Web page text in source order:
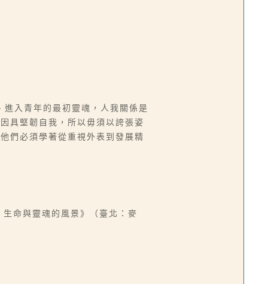
入青年的最初靈魂，人我關係是
具堅韌自我，所以毋須以誇張姿
們必須學著從重視外表到發展精
命與靈魂的風景》（臺北：麥